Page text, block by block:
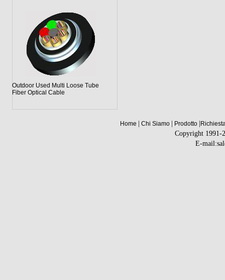
Outdoor Used Multi Loose Tube
Fiber Optical Cable
Home|Chi Siamo|Prodotto|
Copyright 1991-
E-